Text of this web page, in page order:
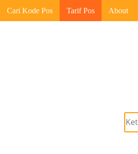
Cari Kode Pos Tarif Pos About